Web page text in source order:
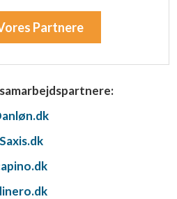
Partnere
Saxis.dk